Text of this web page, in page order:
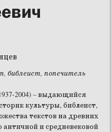
библеист, попечитель
2004) – выдающийся
культуры, библеист,
текстов на древних
и средневековой